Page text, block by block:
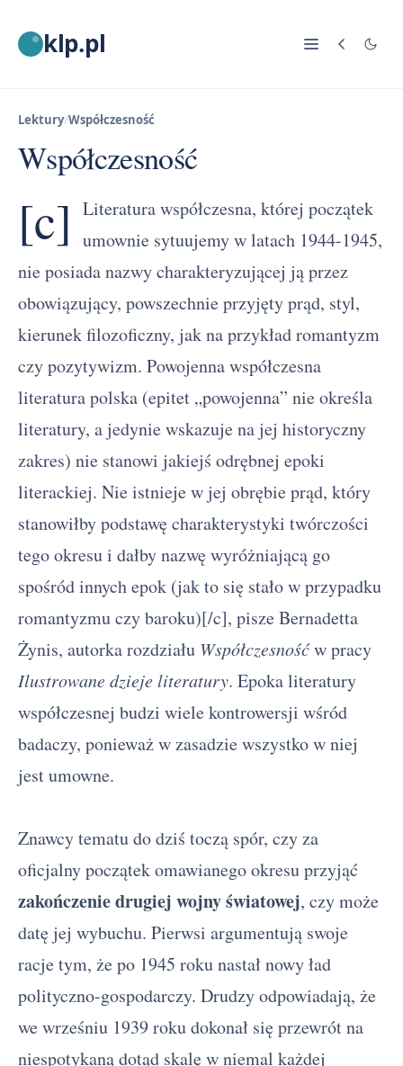
klp.pl
Lektury/Współczesność
Współczesność
[c] Literatura współczesna, której początek
umownie sytuujemy w latach 1944-1945,
nie posiada nazwy charakteryzującej ją przez
obowiązujący, powszechnie przyjęty prąd, styl,
kierunek filozoficzny, jak na przykład romantyzm
czy pozytywizm. Powojenna współczesna
literatura polska (epitet „powojenna” nie określa
literatury, a jedynie wskazuje na jej historyczny
zakres) nie stanowi jakiejś odrębnej epoki
literackiej. Nie istnieje w jej obrębie prąd, który
stanowiłby podstawę charakterystyki twórczości
tego okresu i dałby nazwę wyróżniającą go
spośród innych epok (jak to się stało w przypadku
romantyzmu czy baroku)[/c], pisze Bernadetta
Żynis, autorka rozdziału Współczesnośćw pracy
Ilustrowane dzieje literatury. Epoka literatury
współczesnej budzi wiele kontrowersji wśród
badaczy, ponieważ w zasadzie wszystko w niej
jest umowne.
Znawcy tematu do dziś toczą spór, czy za
oficjalny początek omawianego okresu przyjąć
zakończenie drugiej wojny światowej, czy może
datę jej wybuchu. Pierwsi argumentują swoje
racje tym, że po 1945 roku nastał nowy ład
polityczno-gospodarczy. Drudzy odpowiadają, że
we wrześniu 1939 roku dokonał się przewrót na
niespotykaną dotąd skalę w niemal każdej